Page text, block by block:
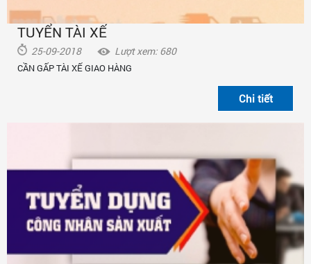
TUYỂN TÀI XẾ
25-09-2018 Lượt xem: 680
CẦN GẤP TÀI XẾ GIAO HÀNG